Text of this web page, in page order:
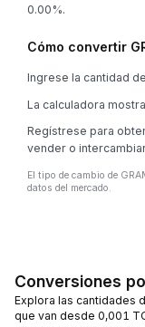
0.00%.
Cómo convertir
Ingrese la cantidad
La calculadora
Regístrese para
vender o
El tipo de cambio de
datos del mercado.
Conversiones
Explora las cantidades
que van desde 0,001